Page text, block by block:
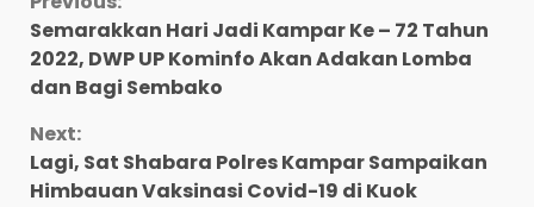
Reading
Semarakkan Hari Jadi Kampar Ke – 72 Tahun
2022, DWP UP Kominfo Akan Adakan Lomba
dan Bagi Sembako
Next:
Lagi, Sat Shabara Polres Kampar Sampaikan
Himbauan Vaksinasi Covid-19 di Kuok